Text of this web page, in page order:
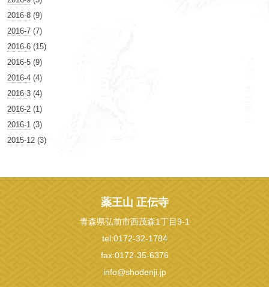
2016-8 (9)
2016-7 (7)
2016-6 (15)
2016-5 (9)
2016-4 (4)
2016-3 (4)
2016-2 (1)
2016-1 (3)
2015-12 (3)
薬王山 正伝寺
青森県弘前市西茂森1丁目9-1
tel:0172-32-1784
fax:0172-35-6376
info@shodenji.jp